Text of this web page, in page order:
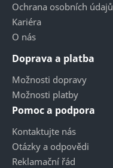
Ochrana osobních údajů
Kariéra
O nás
Doprava a platba
Možnosti dopravy
Možnosti platby
Pomoc a podpora
Kontaktujte nás
Otázky a odpovědi
Reklamační řád